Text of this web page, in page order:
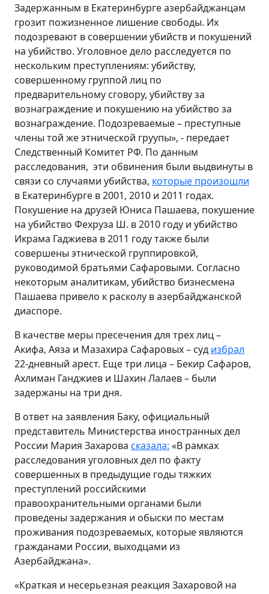
Задержанным в Екатеринбурге азербайджанцам
грозит пожизненное лишение свободы. Их
подозревают в совершении убийств и покушений
на убийство. Уголовное дело расследуется по
нескольким преступлениям: убийству,
совершенному группой лиц по
предварительному сговору, убийству за
вознаграждение и покушению на убийство за
вознаграждение. Подозреваемые – преступные
члены той же этнической груупы», - передает
Следственный Комитет РФ. По данным
расследования, эти обвинения были выдвинуты в
связи со случаями убийства, которые произошли
в Екатеринбурге в 2001, 2010 и 2011 годах.
Покушение на друзей Юниса Пашаева, покушение
на убийство Фехруза Ш. в 2010 году и убийство
Икрама Гаджиева в 2011 году также были
совершены этнической группировкой,
руководимой братьями Сафаровыми. Согласно
некоторым аналитикам, убийство бизнесмена
Пашаева привело к расколу в азербайджанской
диаспоре.
В качестве меры пресечения для трех лиц –
Акифа, Аяза и Мазахира Сафаровых – суд избрал
22-дневный арест. Еще три лица – Бекир Сафаров,
Ахлиман Ганджиев и Шахин Лалаев – были
задержаны на три дня.
В ответ на заявления Баку, официальный
представитель Министерства иностранных дел
России Мария Захарова сказала: «В рамках
расследования уголовных дел по факту
совершенных в предыдущие годы тяжких
преступлений российскими
правоохранительными органами были
проведены задержания и обыски по местам
проживания подозреваемых, которые являются
гражданами России, выходцами из
Азербайджана».
«Краткая и несерьезная реакция Захаровой на